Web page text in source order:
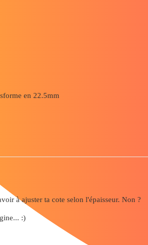
en 22.5mm
à ajuster ta cote selon l'épaisseur. Non ?
:)